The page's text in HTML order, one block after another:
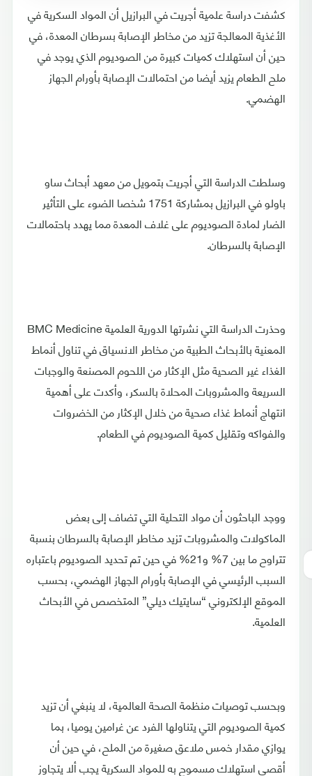
كشفت دراسة علمية أجريت في البرازيل أن المواد السكرية في
الأغذية المعالجة تزيد من مخاطر الإصابة بسرطان المعدة، في
حين أن استهلاك كميات كبيرة من الصوديوم الذي يوجد في
ملح الطعام يزيد أيضا من احتمالات الإصابة بأورام الجهاز
الهضمي.
وسلطت الدراسة التي أجريت بتمويل من معهد أبحاث ساو
باولو في البرازيل بمشاركة 1751 شخصا الضوء على التأثير
الضار لمادة الصوديوم على غلاف المعدة مما يهدد باحتمالات
الإصابة بالسرطان.
وحذرت الدراسة التي نشرتها الدورية العلمية BMC Medicine
المعنية بالأبحاث الطبية من مخاطر الانسياق في تناول أنماط
الغذاء غير الصحية مثل الإكثار من اللحوم المصنعة والوجبات
السريعة والمشروبات المحلاة بالسكر، وأكدت على أهمية
انتهاج أنماط غذاء صحية من خلال الإكثار من الخضروات
والفواكه وتقليل كمية الصوديوم في الطعام.
ووجد الباحثون أن مواد التحلية التي تضاف إلى بعض
الماكولات والمشروبات تزيد مخاطر الإصابة بالسرطان بنسبة
تتراوح ما بين 7% و21% في حين تم تحديد الصوديوم باعتباره
السبب الرئيسي في الإصابة بأورام الجهاز الهضمي، بحسب
الموقع الإلكتروني “سايتيك ديلي” المتخصص في الأبحاث
العلمية.
وبحسب توصيات منظمة الصحة العالمية، لا ينبغي أن تزيد
كمية الصوديوم التي يتناولها الفرد عن غرامين يوميا، بما
يوازي مقدار خمس ملاعق صغيرة من الملح، في حين أن
أقصى استهلاك مسموح به للمواد السكرية يجب ألا يتجاوز